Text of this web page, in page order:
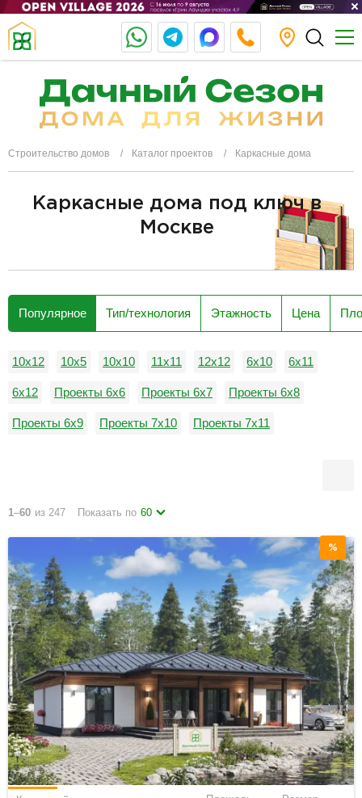
Строительство домов Каталог проектов Каркасные дома
Каркасные дома под ключ в
Москве
Популярное Тип/технология Этажность Цена
10x12 10x5 10х10 11х11 12x12 6x10 6x11
6x12 Проекты 6х6 Проекты 6х7 Проекты 6х8
Проекты 6х9 Проекты 7х10 Проекты 7х11
1–60 из 247 Показать по 60
%